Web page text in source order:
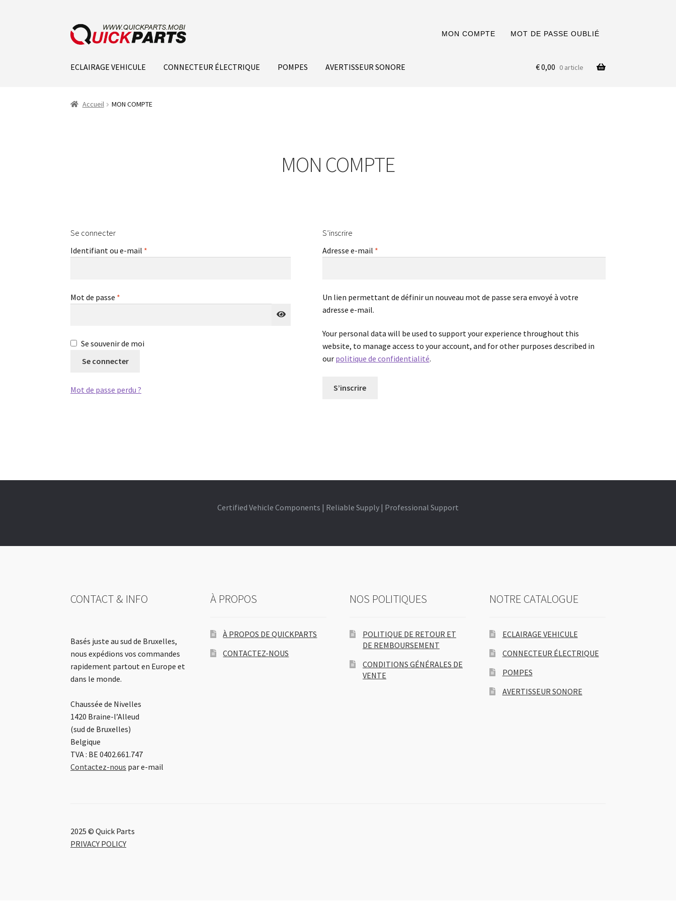
MON COMPTE MOT DE PASSE OUBLIÉ
ECLAIRAGE VEHICULE CONNECTEUR ÉLECTRIQUE POMPES AVERTISSEUR SONORE €0,00 0 article
Accueil MON COMPTE
MON COMPTE
Se connecter
Identifiant ou e-mail *
Mot de passe *
A
r
:
Se souvenir de moi
Se connecter
Mot de passe perdu ?
S’inscrire
Adresse e-mail *Obligatoire
Un lien permettant de définir un nouveau mot de passe sera envoyé à votre
adresse e-mail.
Your personal data will be used to support your experience throughout this
website, to manage access to your account, and for other purposes described in
our politique de confidentialité.
S’inscrire
n
t
Certified Vehicle Components | Reliable Supply | Professional Support
CONTACT & INFO
Basés juste au sud de Bruxelles,
nous expédions vos commandes
rapidement partout en Europe et
dans le monde.
Chaussée de Nivelles
1420 Braine-l’Alleud
(sud de Bruxelles)
Belgique
TVA : BE 0402.661.747
Contactez-nous par e-mail
À PROPOS
À PROPOS DE QUICKPARTS
CONTACTEZ-NOUS
NOS POLITIQUES
POLITIQUE DE RETOUR ET
DE REMBOURSEMENT
CONDITIONS GÉNÉRALES DE
VENTE
NOTRE CATALOGUE
ECLAIRAGE VEHICULE
CONNECTEUR ÉLECTRIQUE
POMPES
AVERTISSEUR SONORE
2025 © Quick Parts
PRIVACY POLICY